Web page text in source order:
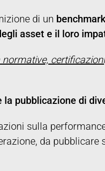
di un
asset e il loro
pubblicazione di
sulla
da pubblicare